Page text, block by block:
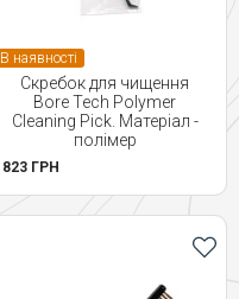
В наявності
Скребок для чищення
Bore Tech Polymer
Cleaning Pick. Матеріал -
полімер
823 ГРН